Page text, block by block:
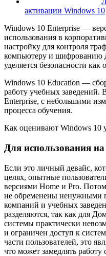
активации Windows 10
Windows 10 Enterprise —
использования в
настройку для контроля
компьютеру и шифрованию
уделяется безопасности
Windows 10 Education —
работу учебных заведений.
Enterprise, с небольшими
процесса обучения.
Как оценивают Windows 10
Для использования на
Если это личный девайс,
целях, опытные
версиями Home и Pro.
не обременены ненужными
компаний и учебных
разделяются, так как для
системы практически
и ограничен доступ к
части пользователей, это
что может замедлять работу